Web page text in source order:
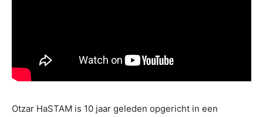
Otzar HaSTAM is 10 jaar geleden opgericht in een